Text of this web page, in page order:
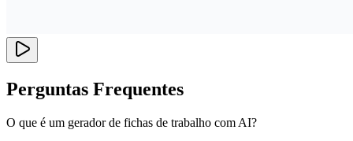
Perguntas Frequentes
O que é um gerador de fichas de trabalho com AI?